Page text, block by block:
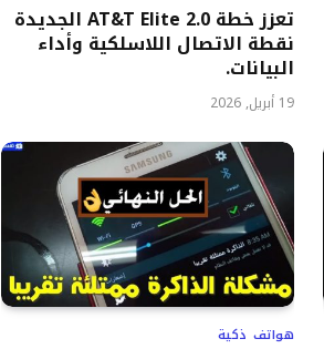
تعزز خطة AT&T Elite 2.0 الجديدة
نقطة الاتصال اللاسلكية وأداء
البيانات.
19 أبريل, 2026
هواتف ذكية